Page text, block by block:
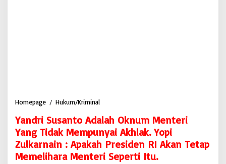
Homepage / Hukum/Kriminal
n
d
r
i
S
Yandri Susanto Adalah Oknum Menteri
Yang Tidak Mempunyai Akhlak. Yopi
Zulkarnain : Apakah Presiden RI Akan Tetap
Memelihara Menteri Seperti Itu.